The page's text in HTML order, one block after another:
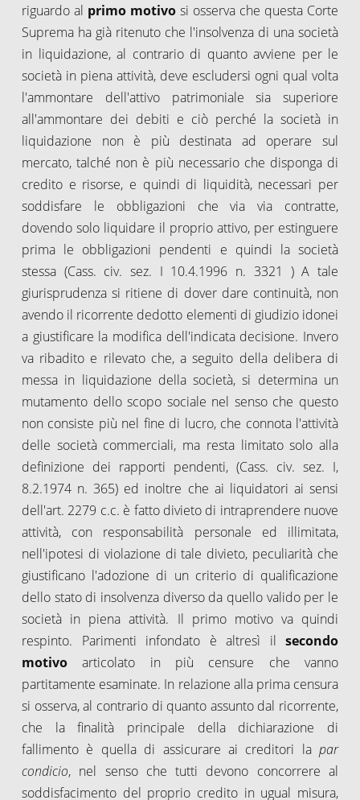
riguardo al primo motivo si osserva che questa Corte
Suprema ha già ritenuto che l'insolvenza di una società
in liquidazione, al contrario di quanto avviene per le
società in piena attività, deve escludersi ogni qual volta
l'ammontare dell'attivo patrimoniale sia superiore
all'ammontare dei debiti e ciò perché la società in
liquidazione non è più destinata ad operare sul
mercato, talché non è più necessario che disponga di
credito e risorse, e quindi di liquidità, necessari per
soddisfare le obbligazioni che via via contratte,
dovendo solo liquidare il proprio attivo, per estinguere
prima le obbligazioni pendenti e quindi la società
stessa (Cass. civ. sez. I 10.4.1996 n. 3321 ) A tale
giurisprudenza si ritiene di dover dare continuità, non
avendo il ricorrente dedotto elementi di giudizio idonei
a giustificare la modifica dell'indicata decisione. Invero
va ribadito e rilevato che, a seguito della delibera di
messa in liquidazione della società, si determina un
mutamento dello scopo sociale nel senso che questo
non consiste più nel fine di lucro, che connota l'attività
delle società commerciali, ma resta limitato solo alla
definizione dei rapporti pendenti, (Cass. civ. sez. I,
8.2.1974 n. 365) ed inoltre che ai liquidatori ai sensi
dell'art. 2279 c.c. è fatto divieto di intraprendere nuove
attività, con responsabilità personale ed illimitata,
nell'ipotesi di violazione di tale divieto, peculiarità che
giustificano l'adozione di un criterio di qualificazione
dello stato di insolvenza diverso da quello valido per le
società in piena attività. Il primo motivo va quindi
respinto. Parimenti infondato è altresì il secondo
motivo articolato in più censure che vanno
partitamente esaminate. In relazione alla prima censura
si osserva, al contrario di quanto assunto dal ricorrente,
che la finalità principale della dichiarazione di
fallimento è quella di assicurare ai creditori la par
condicio, nel senso che tutti devono concorrere al
soddisfacimento del proprio credito in ugual misura,